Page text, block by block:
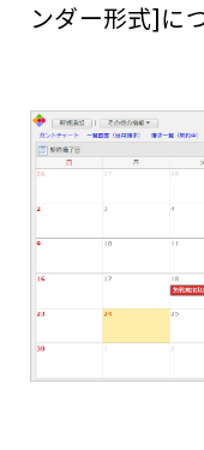
ンダー形式]に